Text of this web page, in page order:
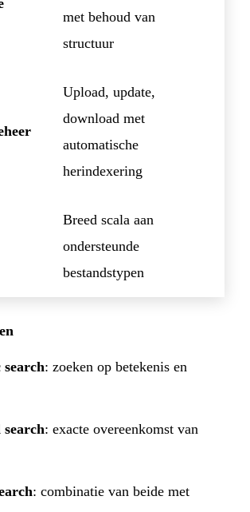
met behoud van
structuur
Upload, update,
download met
automatische
herindexering
Breed scala aan
ondersteunde
bestandstypen
search: zoeken op betekenis en
: exacte overeenkomst van
: combinatie van beide met